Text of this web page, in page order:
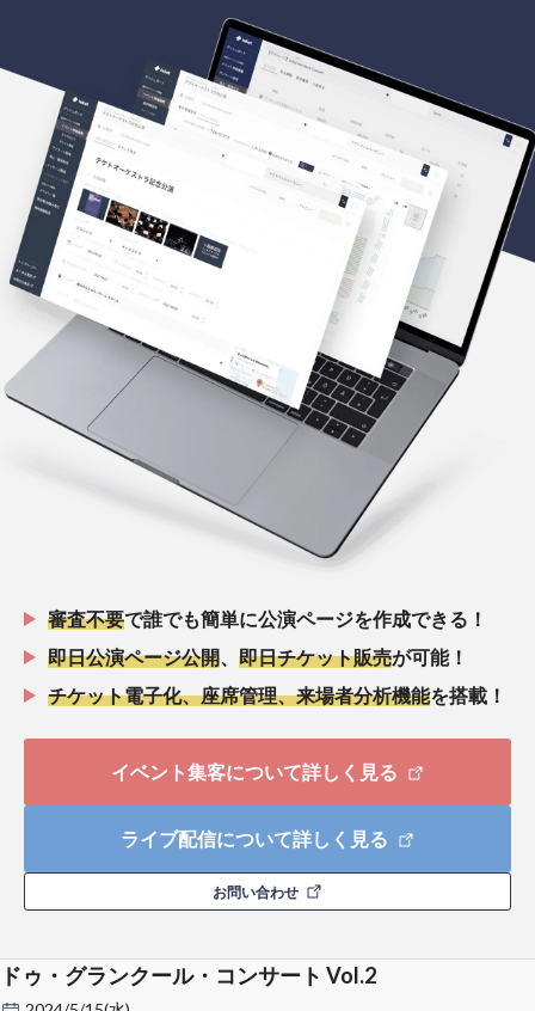
審査不要で誰でも簡単に公演ページを作成できる！
即日公演ページ公開
即日チケット販売が可能！
チケット電子化、座席管理、来場者分析機能を搭載！
イベント集客について詳しく見る
ライブ配信について詳しく見る
お問い合わせ
ドゥ・グランクール・コンサート Vol.2